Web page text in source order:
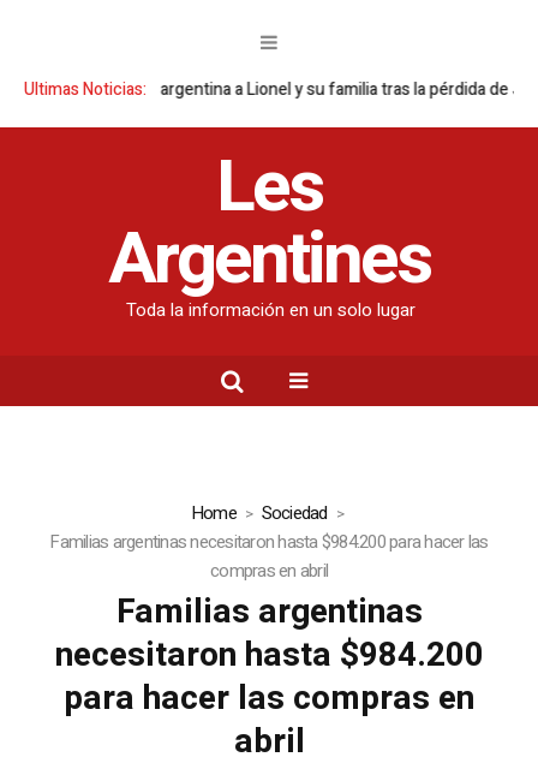
Ultimas Noticias:
la Selección argentina a Lionel y su familia tras la pérdida de Jorge
Les
Argentines
Toda la información en un solo lugar
Home
Sociedad
Familias argentinas necesitaron hasta $984.200 para hacer las
compras en abril
Familias argentinas
necesitaron hasta $984.200
para hacer las compras en
abril